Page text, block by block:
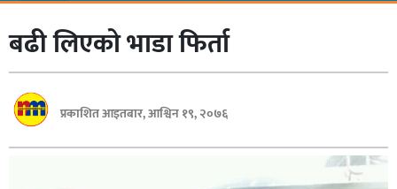
मधेश
प्रदेश
लुम्बिनी
गण्डकी
बढी लिएको भाडा फिर्ता
प्रकाशित आइतबार, आश्विन १९, २०७६